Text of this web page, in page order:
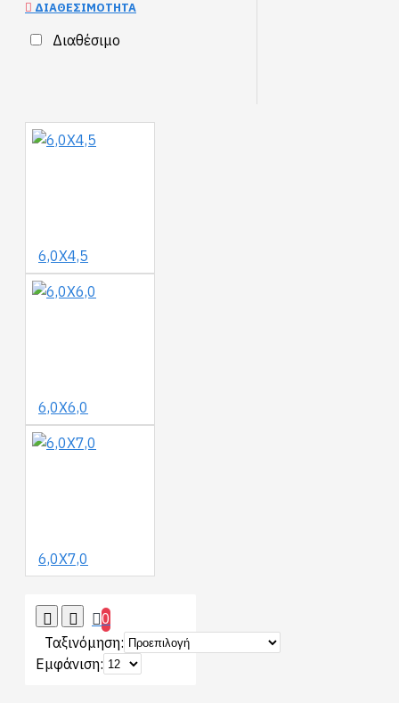
ΔΙΑΘΕΣΙΜΌΤΗΤΑ
Διαθέσιμο
6,0Χ4,5
6,0Χ6,0
6,0Χ7,0
0
Ταξινόμηση:
Εμφάνιση: